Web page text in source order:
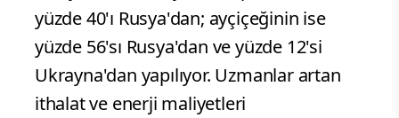
yüzde 40'ı Rusya'dan; ayçiçeğinin ise
yüzde 56'sı Rusya'dan ve yüzde 12'si
Ukrayna'dan yapılıyor. Uzmanlar artan
ithalat ve enerji maliyetleri